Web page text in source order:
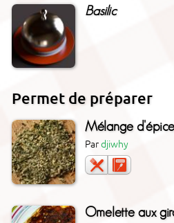
Basilic
Permet de préparer
Mélange
Pardjiwhy
Omelette aux